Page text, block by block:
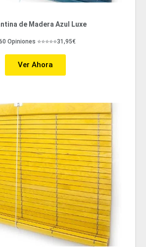
de Madera Azul Luxe
Opiniones ⭐⭐⭐⭐⭐31,95€
Ver Ahora